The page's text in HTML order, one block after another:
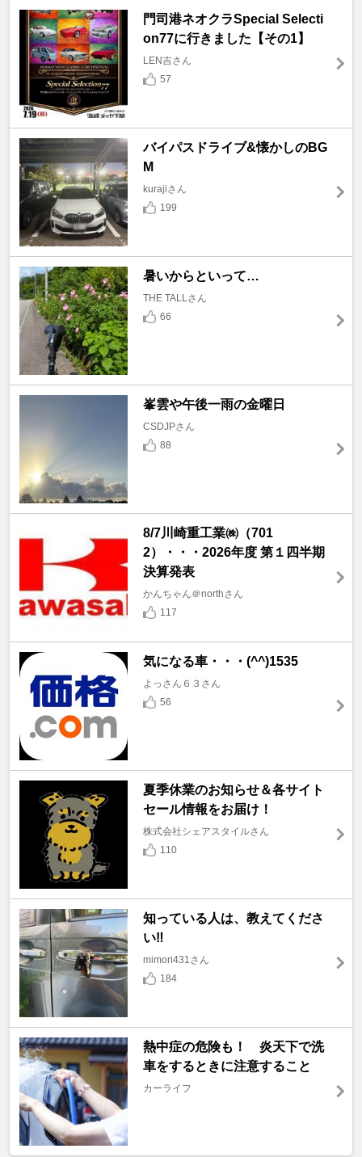
門司港ネオクラSpecial Selecti
on77に行きました【その1】
LEN吉さん
57
バイパスドライブ&懐かしのBG
M
kurajiさん
199
暑いからといって…
THE TALLさん
66
峯雲や午後一雨の金曜日
CSDJPさん
88
8/7川崎重工業㈱（701
2）・・・2026年度 第１四半期
決算発表
かんちゃん＠northさん
117
気になる車・・・(^^)1535
よっさん６３さん
56
夏季休業のお知らせ＆各サイト
セール情報をお届け！
株式会社シェアスタイルさん
110
知っている人は、教えてくださ
い‼️
mimori431さん
184
熱中症の危険も！ 炎天下で洗
車をするときに注意すること
カーライフ